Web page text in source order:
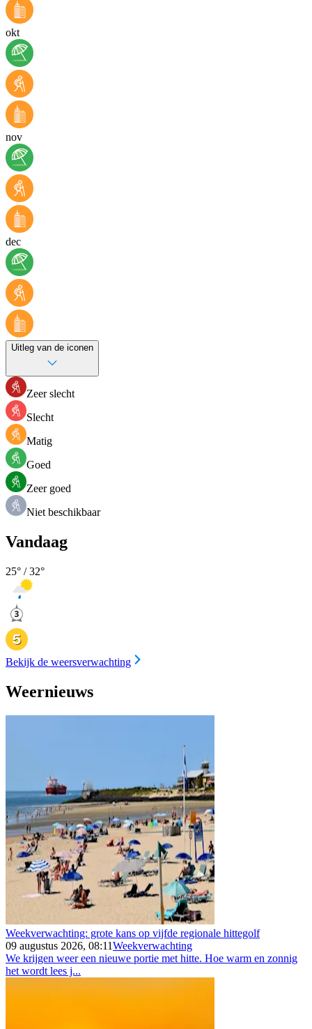
okt
nov
dec
Uitleg van de iconen
Zeer slecht
Slecht
Matig
Goed
Zeer goed
Niet beschikbaar
Vandaag
25° /32°
Bekijk de weersverwachting
Weernieuws
Weekverwachting: grote kans op vijfde regionale hittegolf
09 augustus 2026, 08:11Weekverwachting
We krijgen weer een nieuwe portie met hitte. Hoe warm en zonnig
het wordt lees j...